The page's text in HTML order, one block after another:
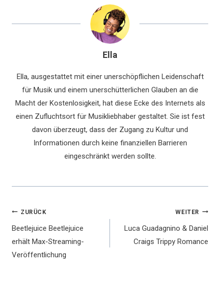
Ella
Ella, ausgestattet mit einer unerschöpflichen Leidenschaft
für Musik und einem unerschütterlichen Glauben an die
Macht der Kostenlosigkeit, hat diese Ecke des Internets als
einen Zufluchtsort für Musikliebhaber gestaltet. Sie ist fest
davon überzeugt, dass der Zugang zu Kultur und
Informationen durch keine finanziellen Barrieren
eingeschränkt werden sollte.
Beitragsnavigation
ZURÜCK
Beetlejuice Beetlejuice
erhält Max-Streaming-
Veröffentlichung
WEITER
Luca Guadagnino & Daniel
Craigs Trippy Romance